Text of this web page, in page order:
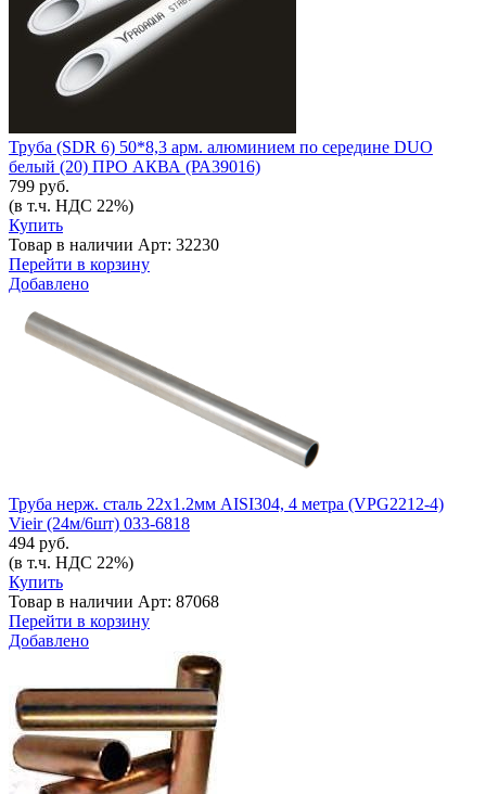
Труба (SDR 6) 50*8,3 арм. алюминием по середине DUO
белый (20) ПРО АКВА (РА39016)
799 руб.
(в т.ч. НДС 22%)
Купить
Товар в наличии Арт: 32230
Перейти в корзину
Добавлено
Труба нерж. сталь 22х1.2мм AISI304, 4 метра (VPG2212-4)
Vieir (24м/6шт) 033-6818
494 руб.
(в т.ч. НДС 22%)
Купить
Товар в наличии Арт: 87068
Перейти в корзину
Добавлено